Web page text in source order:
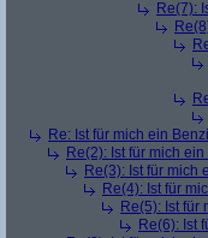
Re(7):
Re: Ist für mich ein
Re(2): Ist für mich
Re(3): Ist für mich
Re(4): Ist für
Re(5): Ist für
Re(6): Ist